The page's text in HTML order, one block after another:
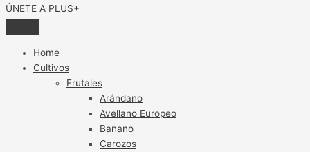
ÚNETE A PLUS+
Home
Cultivos
Frutales
Arándano
Avellano Europeo
Banano
Carozos